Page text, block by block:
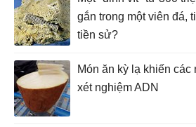
gắn trong một viên đá,
tiền sử?
Món ăn kỳ lạ khiến các
xét nghiệm ADN